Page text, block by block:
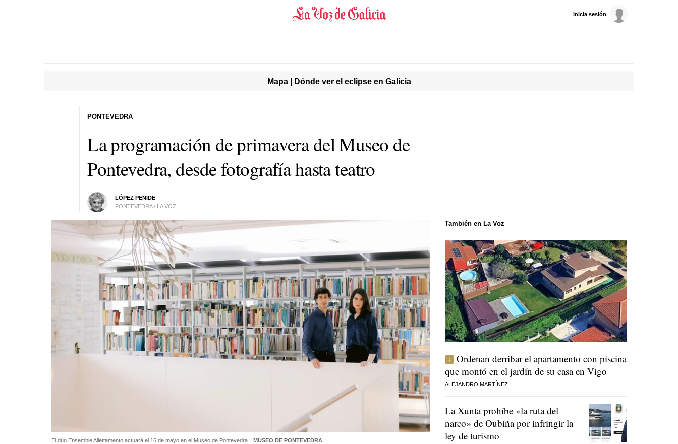
Inicia sesión
Mapa | Dónde ver el eclipse en Galicia
La programación de primavera del Museo de
Pontevedra, desde fotografía hasta teatro
LÓPEZ PENIDE
PONTEVEDRA / LA VOZ
PONTEVEDRA
El dúo Ensemble Allettamento actuará el 16 de mayo en el Museo de Pontevedra MUSEO DE PONTEVEDRA
También en La Voz
Ordenan derribar el apartamento con piscina
que montó en el jardín de su casa en Vigo
ALEJANDRO MARTÍNEZ
La Xunta prohíbe «la ruta del
narco» de Oubiña por infringir la
ley de turismo